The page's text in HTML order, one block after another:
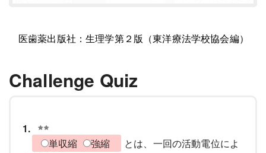
医歯薬出版社：生理学第２版（東洋療法学校協会編）
Challenge Quiz
1.
単収縮
強縮
とは、一回の活動電位によ